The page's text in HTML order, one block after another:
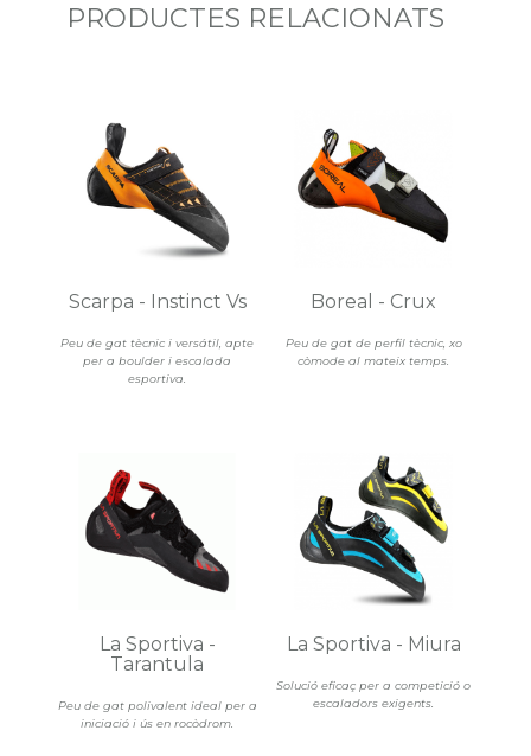
PRODUCTES RELACIONATS
Peu de gat tècnic i versátil, apte
per a boulder i escalada
esportiva.
Scarpa - Instinct Vs
Peu de gat de perfil tècnic, xo
còmode al mateix temps.
Boreal - Crux
Peu de gat polivalent ideal per a
iniciació i ús en rocòdrom.
La Sportiva -
Tarantula
Solució eficaç per a competició o
escaladors exigents.
La Sportiva - Miura